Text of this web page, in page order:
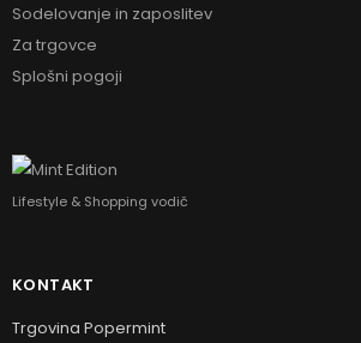
Sodelovanje in zaposlitev
Za trgovce
Splošni pogoji
Lifestyle & Shopping vodič
KONTAKT
Trgovina Popermint